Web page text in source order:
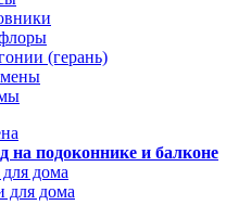
(герань)
на подоконнике и балконе
дома
дома